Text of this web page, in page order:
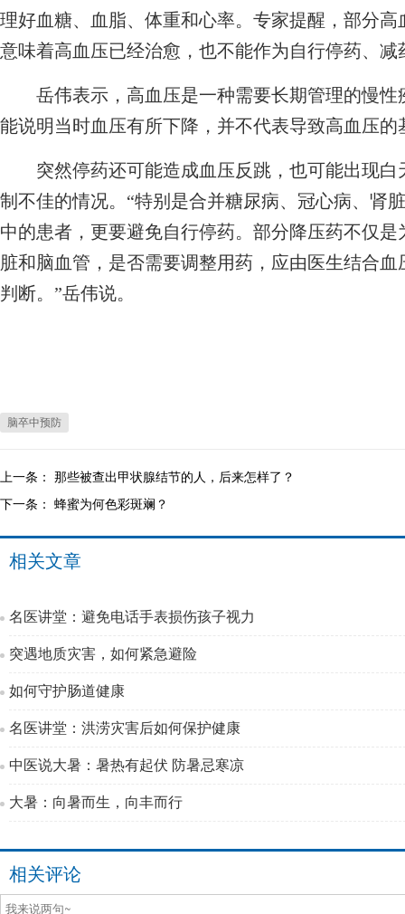
理好血糖、血脂、体重和心率。专家提醒，部分
意味着高血压已经治愈，也不能作为自行停药、减
岳伟表示，高血压是一种需要长期管理的慢性
能说明当时血压有所下降，并不代表导致高血压的
突然停药还可能造成血压反跳，也可能出现白
制不佳的情况。“特别是合并糖尿病、冠心病、肾
中的患者，更要避免自行停药。部分降压药不仅
脏和脑血管，是否需要调整用药，应由医生结合
判断。”岳伟说。
脑卒中预防
上一条： 那些被查出甲状腺结节的人，后来怎样了？
下一条： 蜂蜜为何色彩斑斓？
相关文章
名医讲堂：避免电话手表损伤孩子视力
突遇地质灾害，如何紧急避险
如何守护肠道健康
名医讲堂：洪涝灾害后如何保护健康
中医说大暑：暑热有起伏 防暑忌寒凉
大暑：向暑而生，向丰而行
相关评论